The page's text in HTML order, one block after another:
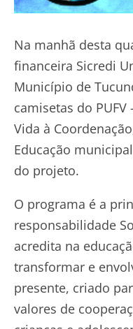
Na manhã desta
financeira Sicredi
Município de
camisetas do PUFV
Vida à
Educação
do projeto.
O programa é a
responsabilidade
acredita na
transformar e
presente, criado
valores de